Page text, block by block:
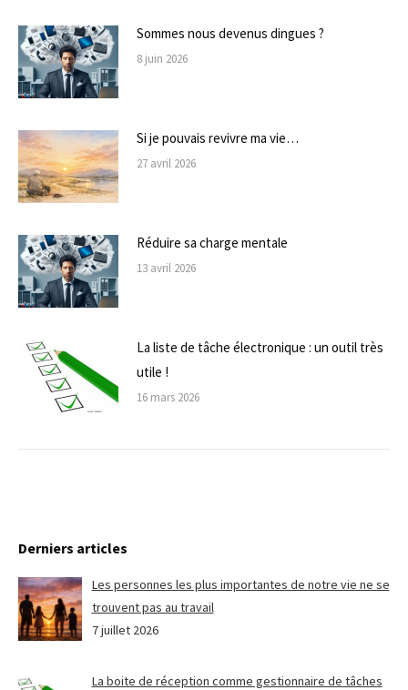
Sommes nous devenus dingues ?
8 juin 2026
Si je pouvais revivre ma vie…
27 avril 2026
Réduire sa charge mentale
13 avril 2026
La liste de tâche électronique : un outil très
utile !
16 mars 2026
Derniers articles
Les personnes les plus importantes de notre vie ne se
trouvent pas au travail
7 juillet 2026
La boite de réception comme gestionnaire de tâches